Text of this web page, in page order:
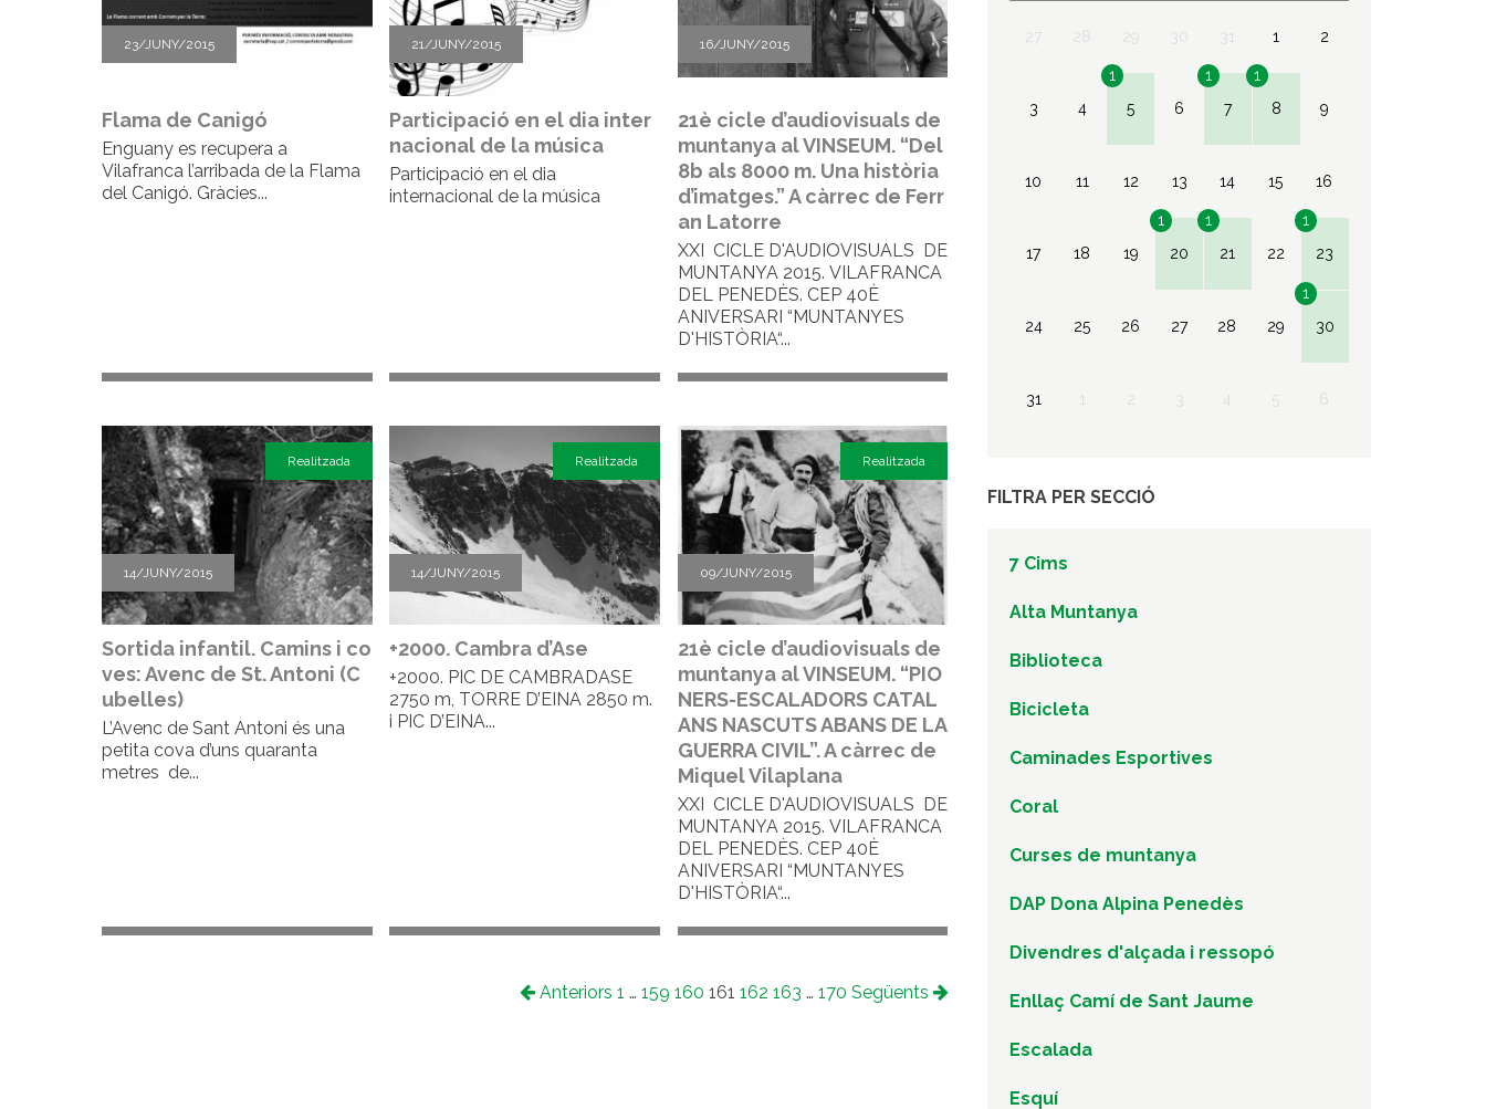
23/JUNY/2015
Flama de Canigó
Enguany es recupera a
Vilafranca l’arribada de la Flama
del Canigó. Gràcies...
21/JUNY/2015
Participació en el dia inter
nacional de la música
Participació en el dia
internacional de la música
16/JUNY/2015
21è cicle d’audiovisuals de
muntanya al VINSEUM. “Del
8b als 8000 m. Una història
d’imatges.” A càrrec de Ferr
an Latorre
XXI CICLE D'AUDIOVISUALS DE
MUNTANYA 2015. VILAFRANCA
DEL PENEDÈS. CEP 40È
ANIVERSARI “MUNTANYES
D'HISTÒRIA“...
14/JUNY/2015
Realitzada
Sortida infantil. Camins i co
ves: Avenc de St. Antoni (C
ubelles)
L’Avenc de Sant Antoni és una
petita cova d’uns quaranta
metres de...
14/JUNY/2015
Realitzada
+2000. Cambra d’Ase
+2000. PIC DE CAMBRADASE
2750 m, TORRE D’EINA 2850 m.
i PIC D’EINA...
09/JUNY/2015
Realitzada
21è cicle d’audiovisuals de
muntanya al VINSEUM. “PIO
NERS-ESCALADORS CATAL
ANS NASCUTS ABANS DE LA
GUERRA CIVIL”. A càrrec de
Miquel Vilaplana
XXI CICLE D'AUDIOVISUALS DE
MUNTANYA 2015. VILAFRANCA
DEL PENEDÈS. CEP 40È
ANIVERSARI “MUNTANYES
D'HISTÒRIA“...
Anteriors 1 … 159 160 161 162 163 … 170 Següents
28 30 31 1 2
3 4 5
1
6
7
1
8
1
9
10 11 12 13 14 15 16
17 18 19 20
1
21
1
22
23
1
24 25 26 27 28 29 30
1
31 1 3 4
FILTRA PER SECCIÓ
7 Cims
Alta Muntanya
Biblioteca
Bicicleta
Caminades Esportives
Coral
Curses de muntanya
DAP Dona Alpina Penedès
Divendres d'alçada i ressopó
Enllaç Camí de Sant Jaume
Escalada
Esquí